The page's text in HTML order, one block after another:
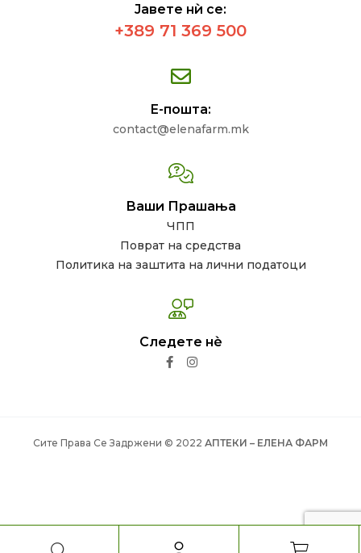
Јавете нѝ се:
+389 71 369 500
Е-пошта:
contact@elenafarm.mk
Ваши Прашања
ЧПП
Поврат на средства
Политика на заштита на лични податоци
Следете нѐ
Сите Права Се Задржени © 2022 АПТЕКИ – ЕЛЕНА ФАРМ